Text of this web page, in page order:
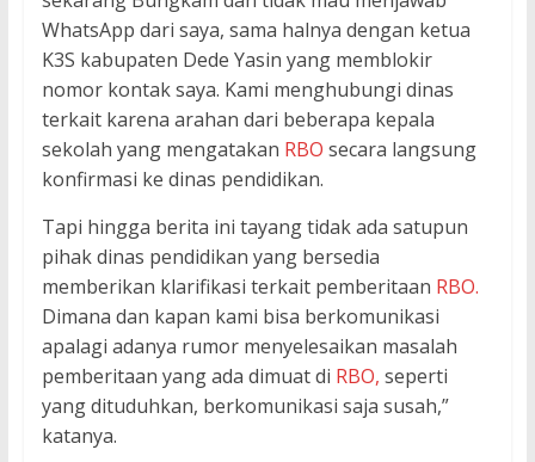
WhatsApp dari saya, sama halnya dengan ketua
K3S kabupaten Dede Yasin yang memblokir
nomor kontak saya. Kami menghubungi dinas
terkait karena arahan dari beberapa kepala
sekolah yang mengatakan RBO secara langsung
konfirmasi ke dinas pendidikan.
Tapi hingga berita ini tayang tidak ada satupun
pihak dinas pendidikan yang bersedia
memberikan klarifikasi terkait pemberitaan RBO.
Dimana dan kapan kami bisa berkomunikasi
apalagi adanya rumor menyelesaikan masalah
pemberitaan yang ada dimuat di RBO, seperti
yang dituduhkan, berkomunikasi saja susah,”
katanya.